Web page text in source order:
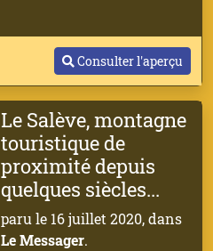
Consulter l'aperçu
Le Salève, montagne
touristique de
proximité depuis
quelques siècles...
paru le 16 juillet 2020, dans
Le Messager.